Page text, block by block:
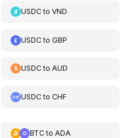
USDCtoVND
USDCtoGBP
USDCtoAUD
USDCtoCHF
BTCto ADA